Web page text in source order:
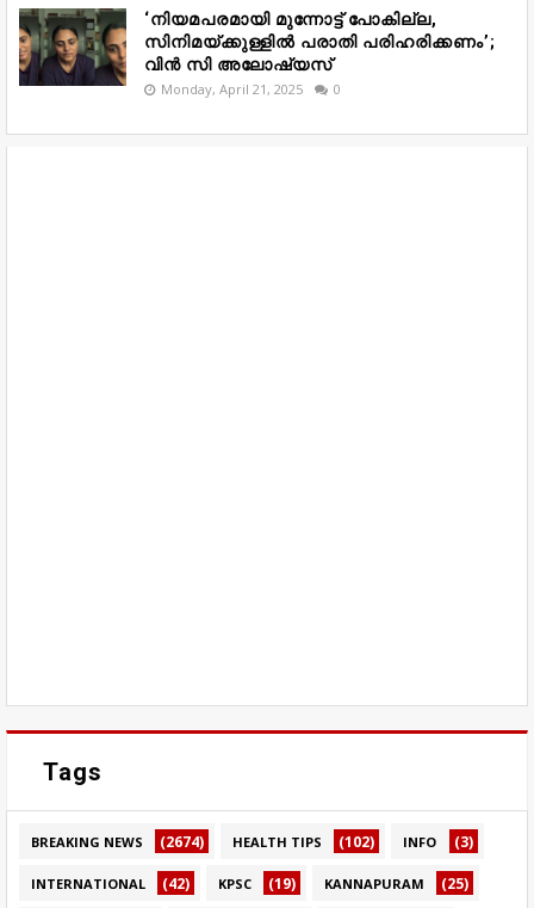
‘നിയമപരമായി മുന്നോട്ട് പോകില്ല,
സിനിമയ്ക്കുള്ളിൽ പരാതി പരിഹരിക്കണം’;
വിൻ സി അലോഷ്യസ്
Monday, April 21, 2025 0
Tags
BREAKING NEWS (2674) HEALTH TIPS (102) INFO (3)
INTERNATIONAL (42) KPSC (19) KANNAPURAM (25)